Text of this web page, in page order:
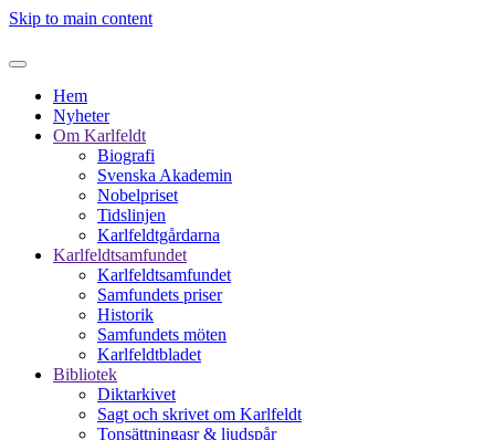
Skip to main content
Hem
Nyheter
Om Karlfeldt
Biografi
Svenska Akademin
Nobelpriset
Tidslinjen
Karlfeldtgårdarna
Karlfeldtsamfundet
Karlfeldtsamfundet
Samfundets priser
Historik
Samfundets möten
Karlfeldtbladet
Bibliotek
Diktarkivet
Sagt och skrivet om Karlfeldt
Tonsättningasr & ljudspår